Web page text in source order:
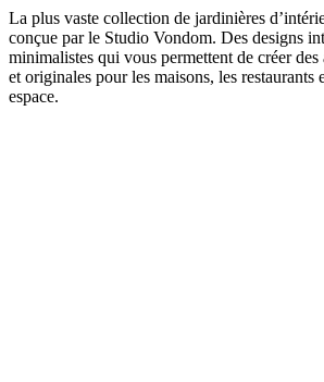
La plus vaste collection de jardinières
conçue par le Studio Vondom. Des designs
minimalistes qui vous permettent de créer des
et originales pour les maisons, les restaurants
espace.